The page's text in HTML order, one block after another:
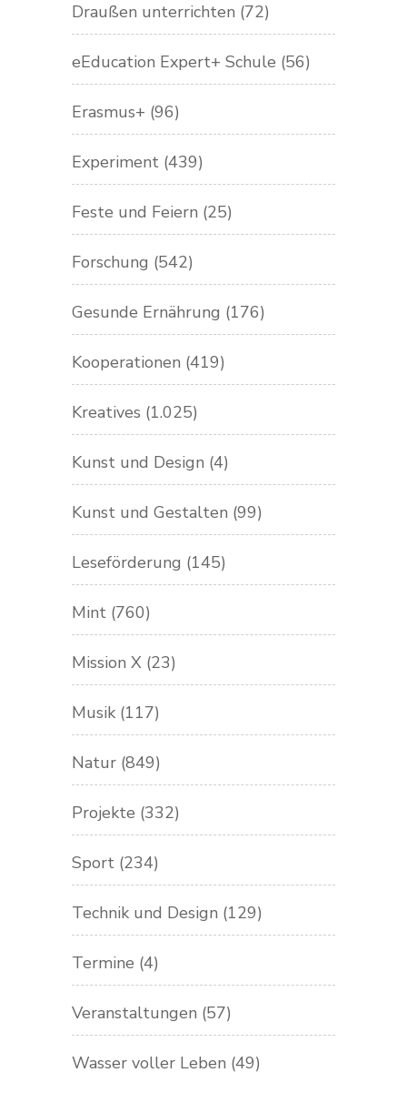
Draußen unterrichten (72)
eEducation Expert+ Schule (56)
Erasmus+ (96)
Experiment (439)
Feste und Feiern (25)
Forschung (542)
Gesunde Ernährung (176)
Kooperationen (419)
Kreatives (1.025)
Kunst und Design (4)
Kunst und Gestalten (99)
Leseförderung (145)
Mint (760)
Mission X (23)
Musik (117)
Natur (849)
Projekte (332)
Sport (234)
Technik und Design (129)
Termine (4)
Veranstaltungen (57)
Wasser voller Leben (49)